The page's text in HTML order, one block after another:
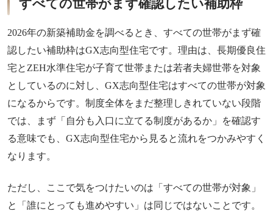
すべての世帯がまず確認したい補助枠
2026年の新築補助金を調べるとき、すべての世帯がまず確
認したい補助枠はGX志向型住宅です。理由は、長期優良住
宅とZEH水準住宅が子育て世帯または若者夫婦世帯を対象
としているのに対し、GX志向型住宅はすべての世帯が対象
になるからです。制度全体をまだ整理しきれていない段階
では、まず「自分も入口に立てる制度があるか」を確認す
る意味でも、GX志向型住宅から見ると流れをつかみやすく
なります。
ただし、ここで気をつけたいのは「すべての世帯が対象」
と「誰にとっても進めやすい」は同じではないことです。